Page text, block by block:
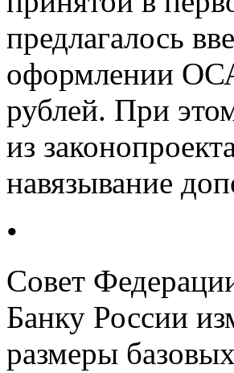
предлагалось
оформлении
рублей. При
из
навязывание
•
Совет
Банку России
размеры